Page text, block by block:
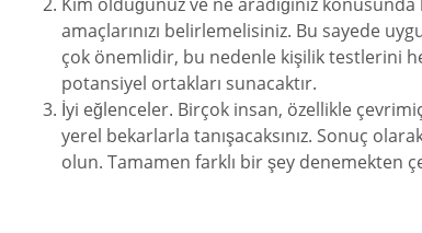
amaçlarınızı belirlemelisiniz. Bu sayede
çok önemlidir, bu nedenle kişilik testlerini
potansiyel ortakları sunacaktır.
İyi eğlenceler. Birçok insan, özellikle
yerel bekarlarla tanışacaksınız. Sonuç
olun. Tamamen farklı bir şey denemekten